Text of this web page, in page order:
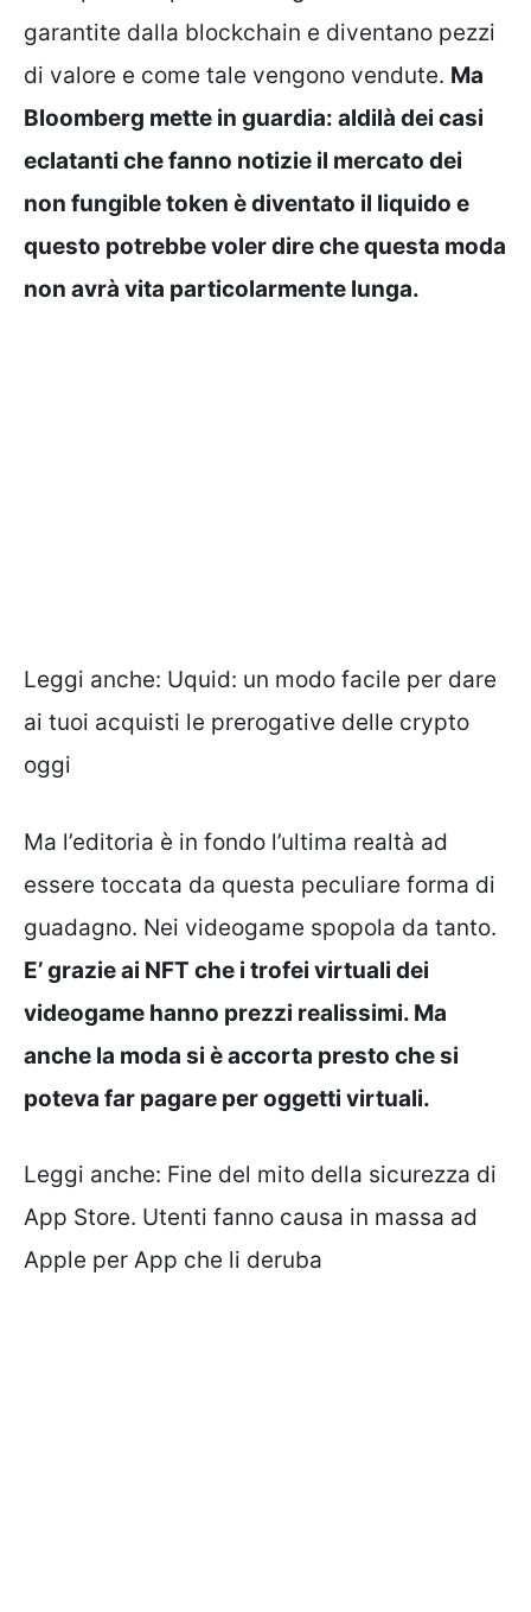
garantite dalla blockchain e diventano pezzi
di valore e come tale vengono vendute. Ma
Bloomberg mette in guardia: aldilà dei casi
eclatanti che fanno notizie il mercato dei
non fungible token è diventato il liquido e
questo potrebbe voler dire che questa moda
non avrà vita particolarmente lunga.
Leggi anche: Uquid: un modo facile per dare
ai tuoi acquisti le prerogative delle crypto
oggi
Ma l’editoria è in fondo l’ultima realtà ad
essere toccata da questa peculiare forma di
guadagno. Nei videogame spopola da tanto.
E’ grazie ai NFT che i trofei virtuali dei
videogame hanno prezzi realissimi. Ma
anche la moda si è accorta presto che si
poteva far pagare per oggetti virtuali.
Leggi anche: Fine del mito della sicurezza di
App Store. Utenti fanno causa in massa ad
Apple per App che li deruba